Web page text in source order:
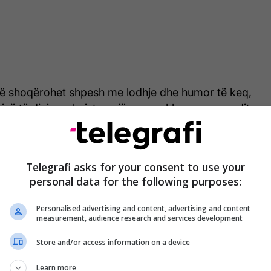
shoqërohet shpesh me lodhje dhe humor të keq,
të dini se ekziston një arsye shkencore pse dita
është dita më e keqe e muajit për shumë
te hormonet, më konkretisht
cilat shfaqen kur niveli i progesteronit bie.
së brendshme të mitrës, prostaglandina
doktoresha dr. Fatema Mustansir
akademike e specializuar në obstetrikë dhe
Telegrafi asks for your consent to use your
personal data for the following purposes:
Personalised advertising and content, advertising and content
measurement, audience research and services development
Store and/or access information on a device
Learn more